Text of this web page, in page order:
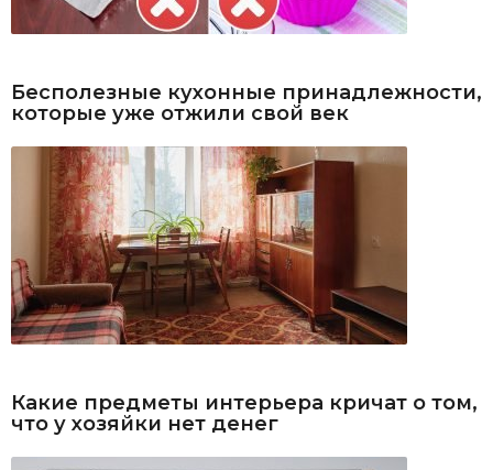
Бесполезные кухонные принадлежности,
которые уже отжили свой век
Какие предметы интерьера кричат о том,
что у хозяйки нет денег